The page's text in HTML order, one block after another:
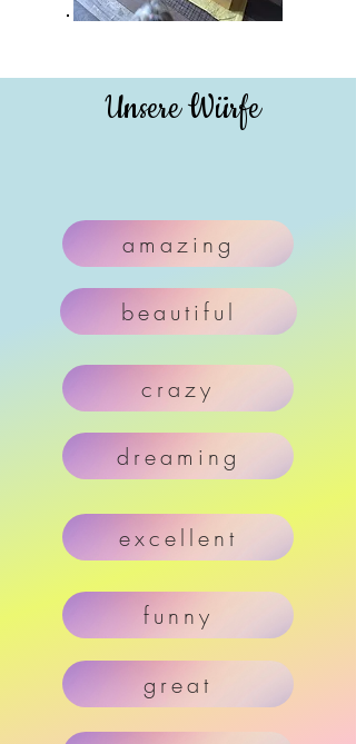
Unsere Würfe
amazing
beautiful
crazy
dreaming
excellent
funny
great